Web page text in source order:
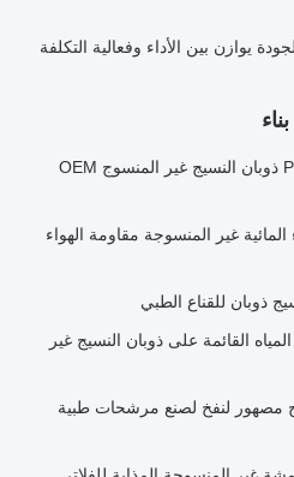
يوازن بين الأداء وفعالية التكلفة
المصنع التوريد المباشر العذراء PP ذوبان النسيج غير المنسوج OEM
غير المنسوجة مقاومة الهواء
القائمة على ذوبان النسيج غير
مصهور لنفخ لصنع مرشحات طبية